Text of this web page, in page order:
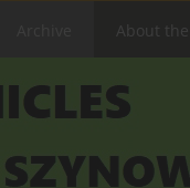
About the